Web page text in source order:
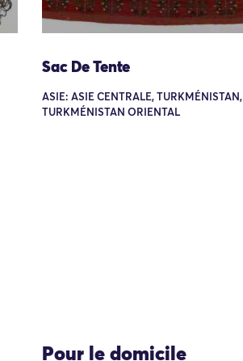
Sac De Tente
ASIE: ASIE CENTRALE, TURKMÉNISTAN,
TURKMÉNISTAN ORIENTAL
Pour le domicile